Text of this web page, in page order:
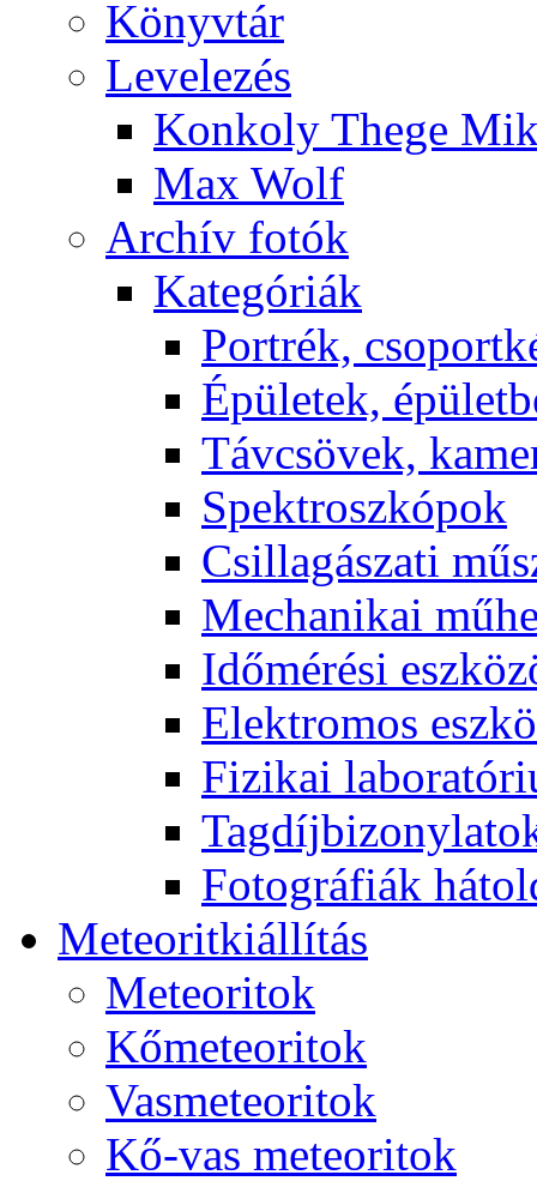
Könyv­tár
Le­ve­le­zés
Kon­koly The­ge
Max Wolf
Ar­chív fo­tók
Ka­te­gó­ri­ák
Port­rék,
Épü­le­tek,
Táv­csö­vek,
Spekt­rosz­kó­pok
Csil­la­gá­sza­ti
Me­cha­ni­kai
Idő­mé­ré­si
Elekt­ro­mos
Fi­zi­kai
Fo­tog­rá­fi­ák
Me­te­o­rit­ki­ál­lí­tás
Me­te­o­ri­tok
Kő­me­te­o­ri­tok
Vas­me­te­o­ri­tok
Kő-vas me­te­o­ri­tok